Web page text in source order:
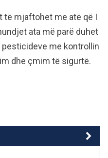
të mjaftohet me atë që I
ata më parë duhet
me kontrollin
dhe çmim të sigurtë.